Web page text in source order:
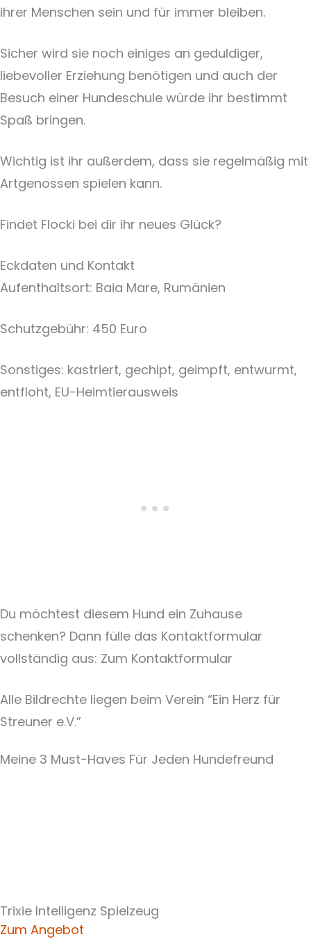
ihrer Menschen sein und für immer bleiben.
Sicher wird sie noch einiges an geduldiger,
liebevoller Erziehung benötigen und auch der
Besuch einer Hundeschule würde ihr bestimmt
Spaß bringen.
Wichtig ist ihr außerdem, dass sie regelmäßig mit
Artgenossen spielen kann.
Findet Flocki bei dir ihr neues Glück?
Eckdaten und Kontakt
Aufenthaltsort: Baia Mare, Rumänien
Schutzgebühr: 450 Euro
Sonstiges: kastriert, gechipt, geimpft, entwurmt,
entfloht, EU-Heimtierausweis
Du möchtest diesem Hund ein Zuhause
schenken? Dann fülle das Kontaktformular
vollständig aus: Zum Kontaktformular
Alle Bildrechte liegen beim Verein “Ein Herz für
Streuner e.V.”
Meine 3 Must-Haves Für Jeden Hundefreund​
Trixie Intelligenz Spielzeug
Zum Angebot